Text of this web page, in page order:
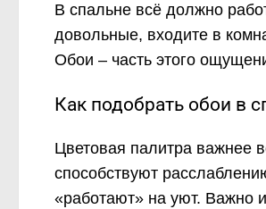
В спальне всё должно
довольные, входите в
Обои – часть этого
Как подобрать обои в
Цветовая палитра важнее
способствуют
«работают» на уют. Важно